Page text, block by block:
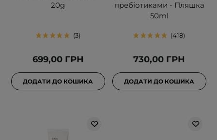
20g
3
699,00 ГРН
ДОДАТИ ДО КОШИКА
пребіотиками - Пляшка
50ml
418
730,00 ГРН
ДОДАТИ ДО КОШИКА